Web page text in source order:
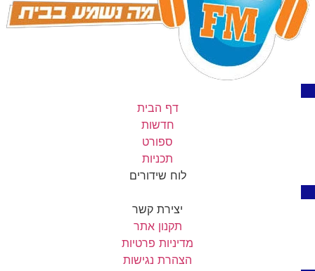
דף הבית
חדשות
ספורט
תכניות
לוח שידורים
יצירת קשר
תקנון אתר
מדיניות פרטיות
הצהרת נגישות